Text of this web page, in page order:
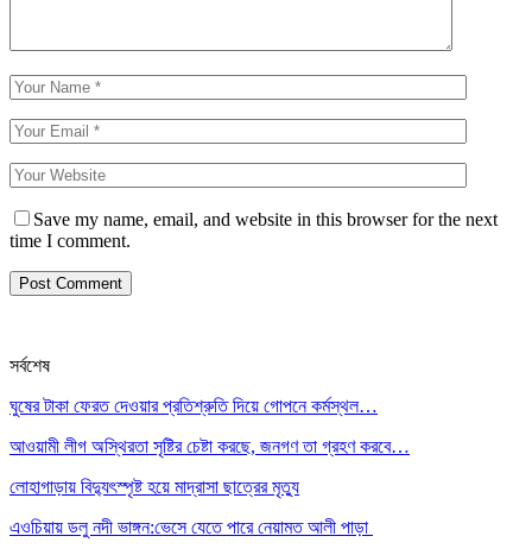
Save my name, email, and website in this browser for the next
time I comment.
সর্বশেষ
ঘুষের টাকা ফেরত দেওয়ার প্রতিশ্রুতি দিয়ে গোপনে কর্মস্থল…
আওয়ামী লীগ অস্থিরতা সৃষ্টির চেষ্টা করছে, জনগণ তা গ্রহণ করবে…
লোহাগাড়ায় বিদ্যুৎস্পৃষ্ট হয়ে মাদ্রাসা ছাত্রের মৃত্যু
এওচিয়ায় ডলু নদী ভাঙ্গন:ভেসে যেতে পারে নেয়ামত আলী পাড়া